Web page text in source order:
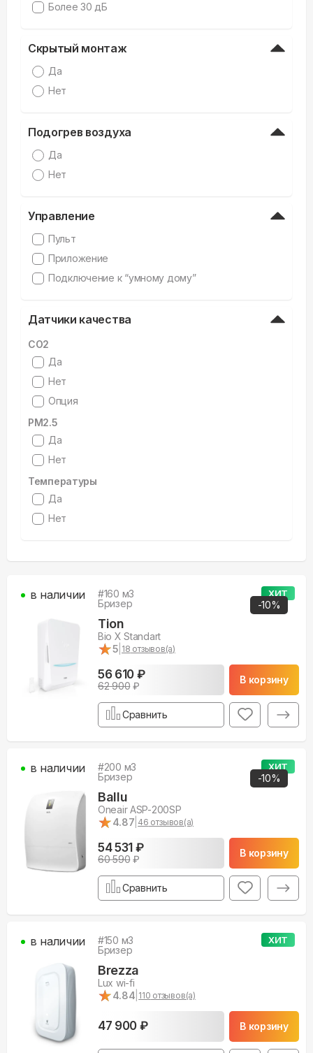
Более 30 дБ
Скрытый монтаж
Да
Нет
Подогрев воздуха
Да
Нет
Управление
Пульт
Приложение
Подключение к “умному дому”
Датчики качества
CO2
Да
Нет
Опция
PM2.5
Да
Нет
Температуры
Да
Нет
ХИТ
-10%
#160 м3
Бризер
Tion
Bio X Standart
★
★5 18 отзывов(а)
56 610 ₽
62 900₽
В корзину
в наличии
Сравнить
ХИТ
-10%
#200 м3
Бризер
Ballu
Oneair ASP-200SP
★
★4.87 46 отзывов(а)
54 531 ₽
60 590₽
В корзину
в наличии
Сравнить
ХИТ
#150 м3
Бризер
Brezza
Lux wi-fi
★
★4.84 110 отзывов(а)
47 900 ₽ В корзину
в наличии